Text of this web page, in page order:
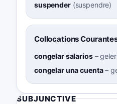
suspender(suspendre)
Collocations
congelar salarios–
congelar una cuenta–
SUBJUNCTIVE